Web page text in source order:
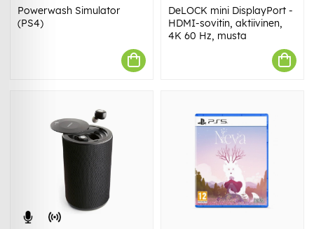
Powerwash Simulator
(PS4)
DeLOCK mini DisplayPort -
HDMI-sovitin, aktiivinen,
4K 60 Hz, musta